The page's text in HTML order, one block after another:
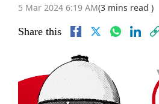
5 Mar 2024 6:19 AM(3 mins read )
Share this